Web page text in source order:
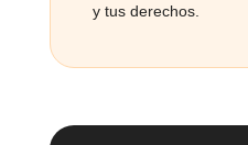
y tus derechos.